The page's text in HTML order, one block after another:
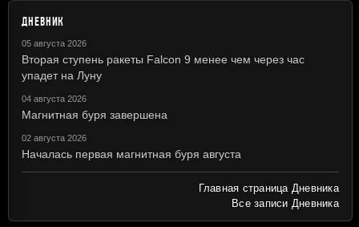
ДНЕВНИК
05 августа 2026
Вторая ступень ракеты Falcon 9 менее чем через час
упадет на Луну
04 августа 2026
Магнитная буря завершена
02 августа 2026
Началась первая магнитная буря августа
Главная страница Дневника
Все записи Дневника